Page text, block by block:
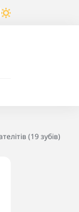
(19 зубів)